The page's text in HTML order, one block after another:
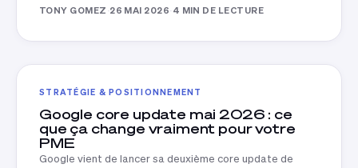
TONY GOMEZ ·26 MAI 2026· 4 MIN DE LECTURE
STRATÉGIE & POSITIONNEMENT
Google core update mai 2026 : ce
que ça change vraiment pour votre
PME
Google vient de lancer sa deuxième core update de